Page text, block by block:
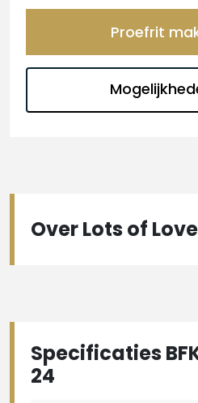
Proefrit
Over Lots of
Specificaties
24